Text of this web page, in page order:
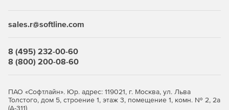
позиций конъюнктурного анализа;
выбранной в смете, среди подключённых в
программе нормативных баз;
программе нормативных баз;
sales.r@softline.com
8 (495) 232-00-60
8 (800) 200-08-60
ПАО «Софтлайн». Юр. адрес: 119021, г. Москва, ул. Льва
Толстого, дом 5, строение 1, этаж 3, помещение 1, комн. № 2, 2а
(А-311)